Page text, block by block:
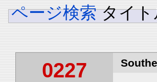
ページ検索 タイ
0227